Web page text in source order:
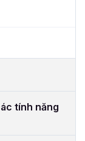
tính năng